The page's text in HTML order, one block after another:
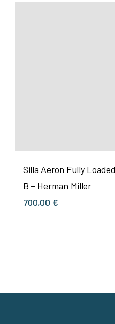
Silla Aeron Fully
B – Herman Miller
700,00 €